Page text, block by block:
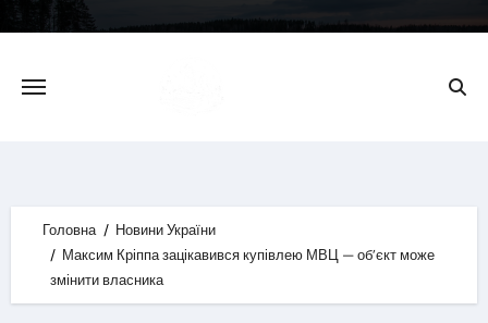
content
Головна
Новини України
Максим Кріппа зацікавився купівлею МВЦ — об’єкт може
змінити власника